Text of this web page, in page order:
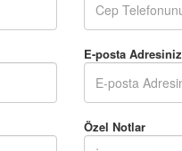
E-posta Adresiniz
Özel Notlar